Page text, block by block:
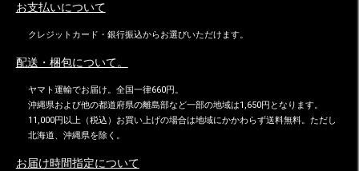
お支払いについて
クレジットカード・銀行振込からお選びいただけます。
配送・梱包について。
ヤマト運輸でお届け。全国一律660円。
沖縄県および他の都道府県の離島部など一部の地域は1,650円となります。
11,000円以上（税込）お買い上げの場合は地域にかかわらず送料無料。ただし
北海道、沖縄県を除く。
お届け時間指定について